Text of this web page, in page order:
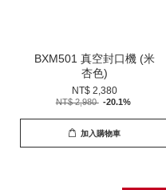
BXM501 真空封口機 (米
杏色)
NT$ 2,380
NT$ 2,980 -20.1%
加入購物車